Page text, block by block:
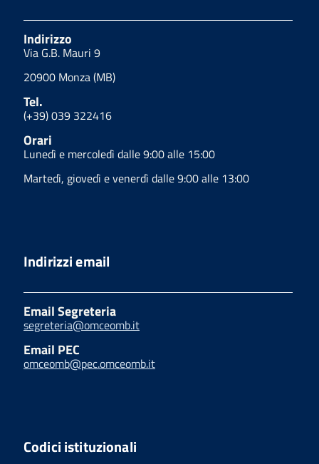
Indirizzo
Via G.B. Mauri 9
20900 Monza (MB)
Tel.
(+39) 039 322416
Orari
Lunedì e mercoledì dalle 9:00 alle 15:00
Martedì, giovedì e venerdì dalle 9:00 alle 13:00
Indirizzi email
Email Segreteria
segreteria@omceomb.it
Email PEC
omceomb@pec.omceomb.it
Codici istituzionali